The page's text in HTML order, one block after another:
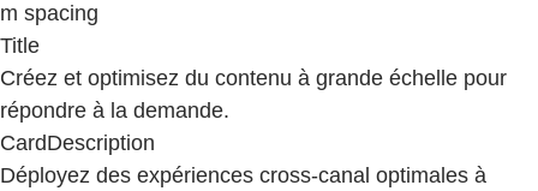
m spacing
Title
Créez et optimisez du contenu à grande échelle pour
répondre à la demande.
CardDescription
Déployez des expériences cross-canal optimales à